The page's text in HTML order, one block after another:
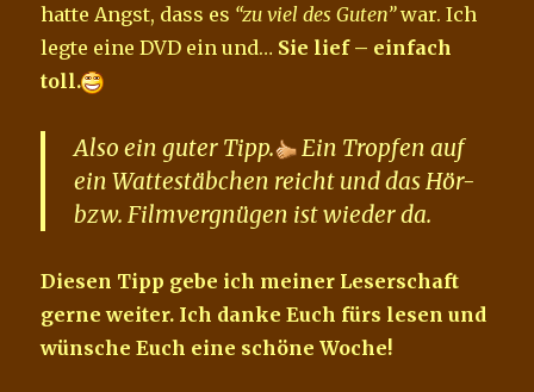
hatte Angst, dass es “zu viel des Guten”war. Ich
legte eine DVD ein und… Sie lief – einfach
toll.
Also ein guter Tipp.
Ein Tropfen auf
ein Wattestäbchen reicht und das Hör-
bzw. Filmvergnügen ist wieder da.
Diesen Tipp gebe ich meiner Leserschaft
gerne weiter. Ich danke Euch fürs lesen und
wünsche Euch eine schöne Woche!